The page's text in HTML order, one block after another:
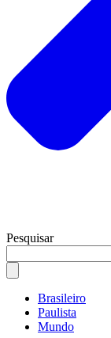
Pesquisar
Brasileiro
Paulista
Mundo